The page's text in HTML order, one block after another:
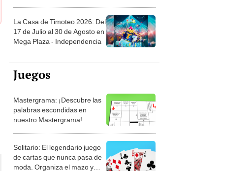
La Casa de Timoteo 2026: Del
17 de Julio al 30 de Agosto en
Mega Plaza - Independencia
Juegos
Mastergrama: ¡Descubre las
palabras escondidas en
nuestro Mastergrama!
Solitario: El legendario juego
de cartas que nunca pasa de
moda. Organiza el mazo y